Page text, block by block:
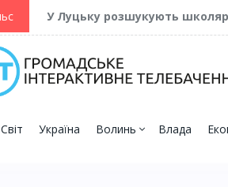
У Луцьку розшукують
Світ Україна Волинь Влада